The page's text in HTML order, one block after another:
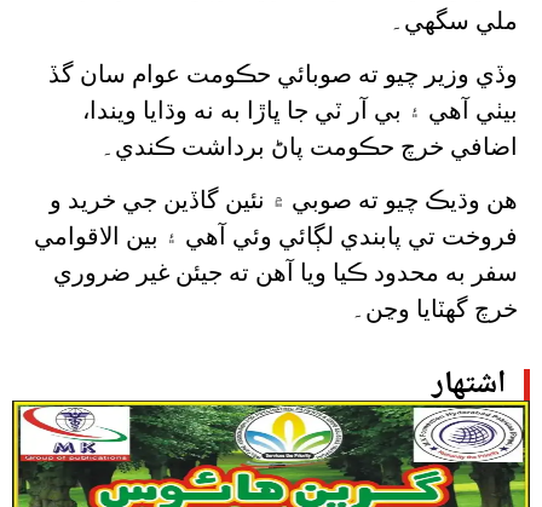
اشتهار
ملي سگهي۔
وڏي وزير چيو ته صوبائي حڪومت عوام سان گڏ
بيٺي آهي ۽ بي آر ٽي جا ڀاڙا به نه وڌايا ويندا،
اضافي خرچ حڪومت پاڻ برداشت ڪندي۔
هن وڌيڪ چيو ته صوبي ۾ نئين گاڏين جي خريد و
فروخت تي پابندي لڳائي وئي آهي ۽ بين الاقوامي
سفر به محدود ڪيا ويا آهن ته جيئن غير ضروري
خرچ گهٽايا وڃن۔